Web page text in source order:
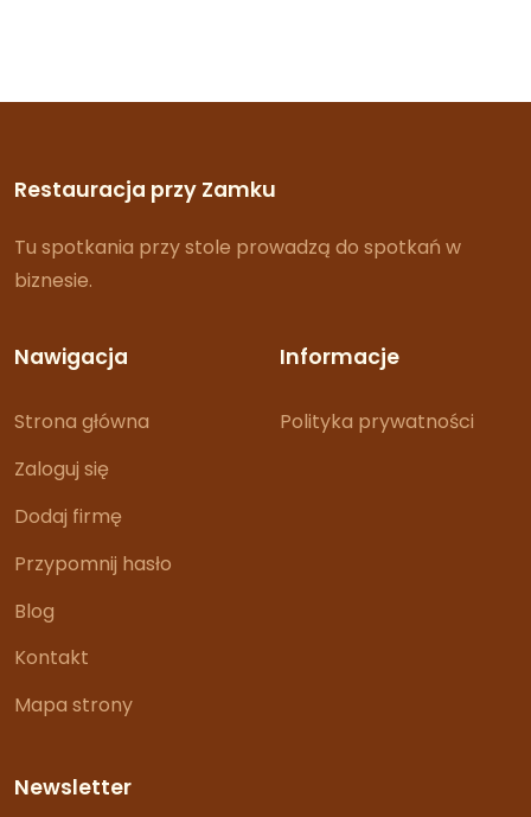
Restauracja przy Zamku
Tu spotkania przy stole prowadzą do spotkań w
biznesie.
Nawigacja
Strona główna
Zaloguj się
Dodaj firmę
Przypomnij hasło
Blog
Kontakt
Mapa strony
Informacje
Polityka prywatności
Newsletter